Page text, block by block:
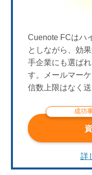
Cuenote FCはハ
としながら、効
手企業にも選ば
す。メールマー
信数上限はなく送
成功
詳